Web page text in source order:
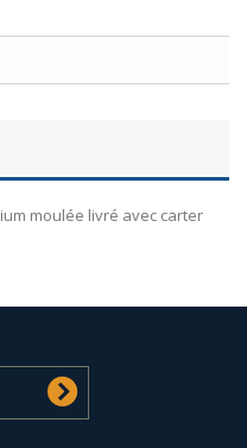
moulée livré avec carter